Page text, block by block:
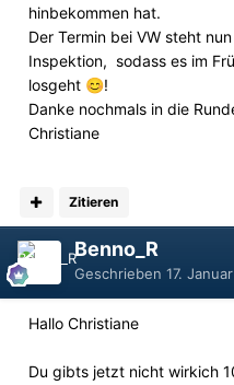
hinbekommen hat.
Der Termin bei VW steht
Inspektion, sodass es im
losgeht 😊!
Danke nochmals in die
Christiane
Zitieren
Benno_R
Geschrieben 17.
Hallo Christiane
Du gibts jetzt nicht wirkich